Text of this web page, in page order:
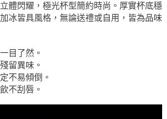
體閃耀，極光杯型簡約時尚。厚實杯底穩
冰皆具風格，無論送禮或自用，皆為品味
目了然。
留異味。
不易傾倒。
不刮唇。